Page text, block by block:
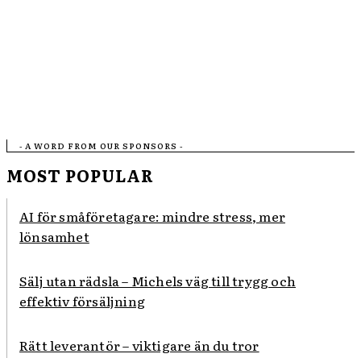
- A WORD FROM OUR SPONSORS -
MOST POPULAR
AI för småföretagare: mindre stress, mer
lönsamhet
Sälj utan rädsla – Michels väg till trygg och
effektiv försäljning
Rätt leverantör – viktigare än du tror